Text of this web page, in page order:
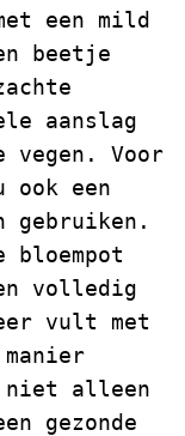
een mild
beetje
aanslag
Voor
ook een
gebruiken.
volledig
vult met
alleen
gezonde